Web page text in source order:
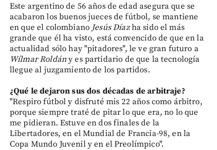
Este argentino de 56 años de edad asegura que se
acabaron los buenos jueces de fútbol, se mantiene
en que el colombiano Jesús Díazha sido el más
grande que él ha visto, está convencido de que en la
actualidad sólo hay "pitadores", le ve gran futuro a
Wílmar Roldány es partidario de que la tecnología
llegue al juzgamiento de los partidos.
¿Qué le dejaron sus dos décadas de arbitraje?
"Respiro fútbol y disfruté mis 22 años como árbitro,
porque siempre traté de pitar lo que era, no lo que
me pidieran. Estuve en dos finales de la
Libertadores, en el Mundial de Francia-98, en la
Copa Mundo Juvenil y en el Preolímpico".